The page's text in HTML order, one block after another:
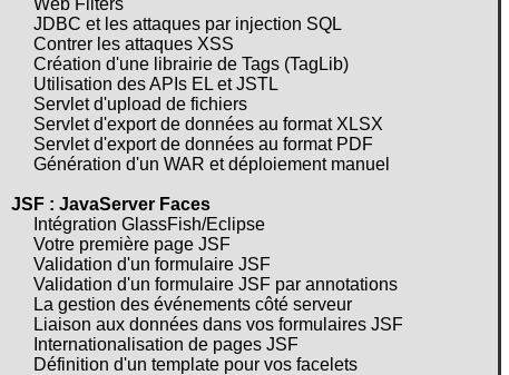
JDBC et les attaques par injection SQL
Contrer les attaques XSS
Création d'une librairie de Tags (TagLib)
Utilisation des APIs EL et JSTL
Servlet d'upload de fichiers
Servlet d'export de données au format XLSX
Servlet d'export de données au format PDF
Génération d'un WAR et déploiement manuel
JSF : JavaServer Faces
Intégration GlassFish/Eclipse
Votre première page JSF
Validation d'un formulaire JSF
Validation d'un formulaire JSF par annotations
La gestion des événements côté serveur
Liaison aux données dans vos formulaires JSF
Internationalisation de pages JSF
Définition d'un template pour vos facelets